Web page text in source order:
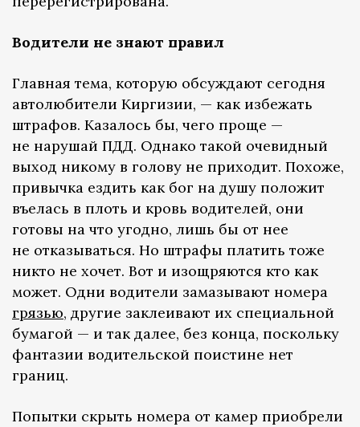
Водители не знают правил
Главная тема, которую обсуждают сегодня
автолюбители Киргизии, — как избежать
штрафов. Казалось бы, чего проще —
не нарушай ПДД. Однако такой очевидный
выход никому в голову не приходит. Похоже,
привычка ездить как бог на душу положит
въелась в плоть и кровь водителей, они
готовы на что угодно, лишь бы от нее
не отказываться. Но штрафы платить тоже
никто не хочет. Вот и изощряются кто как
может. Одни водители замазывают номера
грязью, другие заклеивают их специальной
бумагой — и так далее, без конца, поскольку
фантазии водительской поистине нет
границ.
Попытки скрыть номера от камер приобрели